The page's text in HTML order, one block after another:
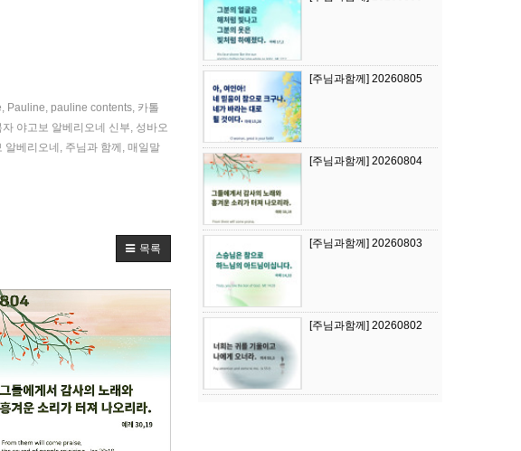
, Pauline, pauline contents, 카톨
자 야고보 알베리오네 신부, 성바오
알베리오네 , 주님과 함께 , 매일말
목록
[주님과함께] 20260805
[주님과함께] 20260804
[주님과함께] 20260803
[주님과함께] 20260802